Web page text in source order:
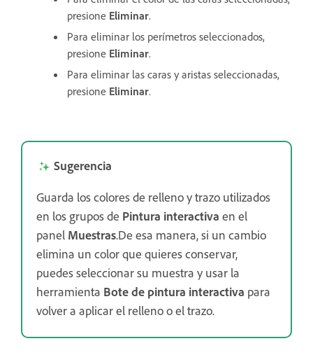
presione Eliminar.
Para eliminar los perímetros seleccionados,
presione Eliminar.
Para eliminar las caras y aristas seleccionadas,
presione Eliminar.
Sugerencia
Guarda los colores de relleno y trazo utilizados
en los grupos de Pintura interactiva en el
panel Muestras.De esa manera, si un cambio
elimina un color que quieres conservar,
puedes seleccionar su muestra y usar la
herramienta Bote de pintura interactiva para
volver a aplicar el relleno o el trazo.